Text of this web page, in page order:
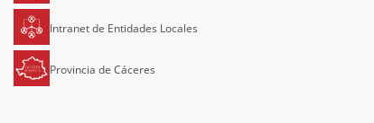
Intranet de Entidades Locales
Provincia de Cáceres